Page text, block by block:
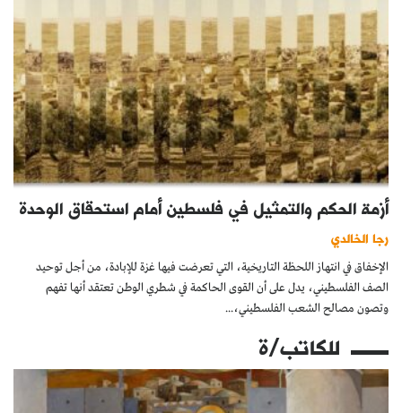
أزمة الحكم والتمثيل في فلسطين أمام استحقاق الوحدة
رجا الخالدي
الإخفاق في انتهاز اللحظة التاريخية، التي تعرضت فيها غزة للإبادة، من أجل توحيد
الصف الفلسطيني، يدل على أن القوى الحاكمة في شطري الوطن تعتقد أنها تفهم
وتصون مصالح الشعب الفلسطيني،...
للكاتب/ة